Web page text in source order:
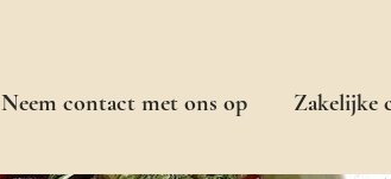
Neem contact met ons op Zakelijke